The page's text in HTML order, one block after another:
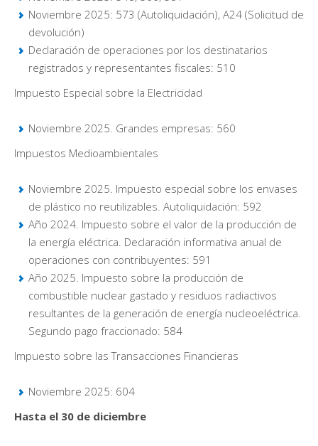
Noviembre 2025: 573 (Autoliquidación), A24 (Solicitud de
devolución)
Declaración de operaciones por los destinatarios
registrados y representantes fiscales: 510
Impuesto Especial sobre la Electricidad
Noviembre 2025. Grandes empresas: 560
Impuestos Medioambientales
Noviembre 2025. Impuesto especial sobre los envases
de plástico no reutilizables. Autoliquidación: 592
Año 2024. Impuesto sobre el valor de la producción de
la energía eléctrica. Declaración informativa anual de
operaciones con contribuyentes: 591
Año 2025. Impuesto sobre la producción de
combustible nuclear gastado y residuos radiactivos
resultantes de la generación de energía nucleoeléctrica.
Segundo pago fraccionado: 584
Impuesto sobre las Transacciones Financieras
Noviembre 2025: 604
Hasta el 30 de diciembre